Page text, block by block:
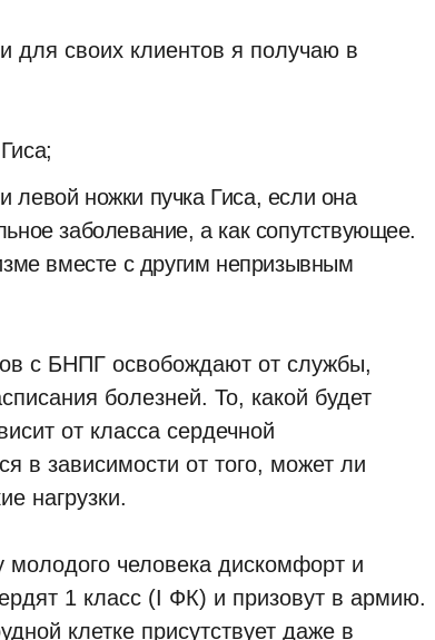
для своих клиентов я получаю в
левой ножки пучка Гиса, если она
заболевание, а как сопутствующее.
вместе с другим непризывным
с БНПГ освобождают от службы,
болезней. То, какой будет
от класса сердечной
в зависимости от того, может ли
нагрузки.
молодого человека дискомфорт и
1 класс (I ФК) и призовут в армию.
клетке присутствует даже в